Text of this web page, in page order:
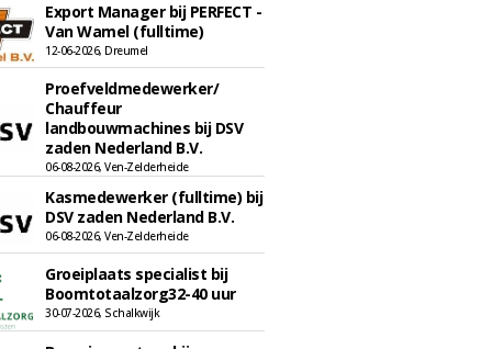
Export Manager bij PERFECT -
Van Wamel (fulltime)
12-06-2026, Dreumel
Proefveldmedewerker/
Chauffeur
landbouwmachines bij DSV
zaden Nederland B.V.
06-08-2026, Ven-Zelderheide
Kasmedewerker (fulltime) bij
DSV zaden Nederland B.V.
06-08-2026, Ven-Zelderheide
Groeiplaats specialist bij
Boomtotaalzorg32-40 uur
30-07-2026, Schalkwijk